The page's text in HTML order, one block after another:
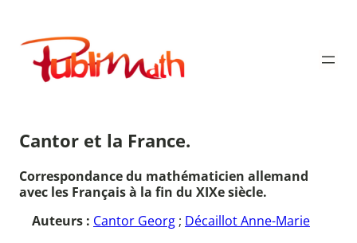
contenu
Publimath
Cantor et la France.
Correspondance du mathématicien allemand
avec les Français à la fin du XIXe siècle.
Auteurs : Cantor Georg ; Décaillot Anne-Marie